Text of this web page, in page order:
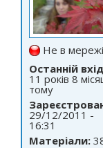
Не в мережі
Останній
11 років 8
тому
29/12/2011 -
16:31
Матеріали: